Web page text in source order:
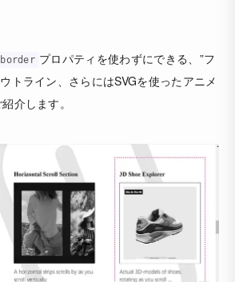
border プロパティを使わずにできる、”フ
トライン、さらにはSVGを使ったアニメ
介します。